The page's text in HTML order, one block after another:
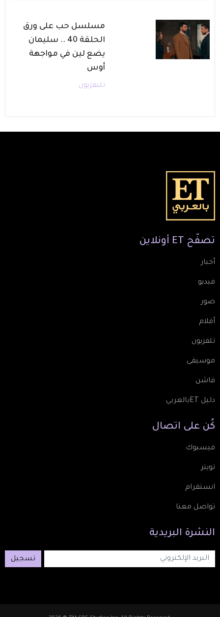
مسلسل حب على ورق
الحلقة 40 .. سليمان
يضع لين في مواجهة
أوس
تليفزيون
تصفّح ET أونلاين
أخبار
فيديو
صور
أفلام
تلفزيون
موسيقى
فاشن
دليل ETبالعربي
كُن على اتصال
فيسبوك
تويتر
انستقرام
تواصل معنا
النشرة البريدية
تسجيل